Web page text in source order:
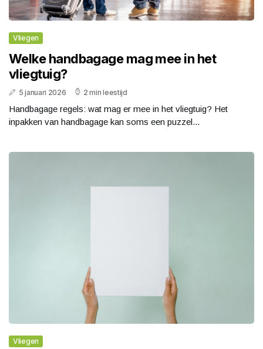
Vliegen
Welke handbagage mag mee in het
vliegtuig?
5 januari 2026 2 min leestijd
Handbagage regels: wat mag er mee in het vliegtuig? Het
inpakken van handbagage kan soms een puzzel...
Vliegen